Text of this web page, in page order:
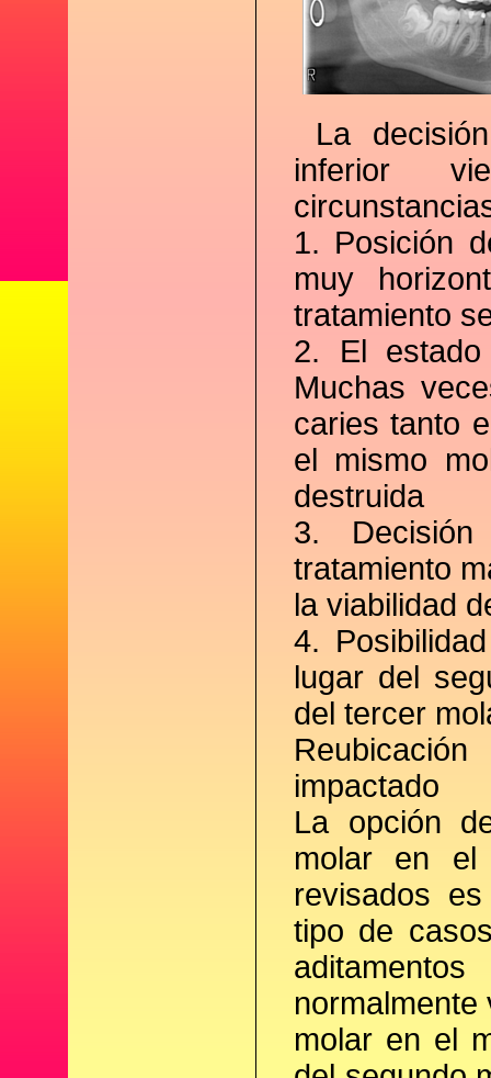
La
inferior
1. Posición
muy
tratamiento
2. El
Muchas
caries tanto
el mismo
destruida
3.
tratamiento
la viabilidad
4.
lugar del
del tercer
impactado
La opción
molar en el
revisados
tipo de
normalmente
molar en el